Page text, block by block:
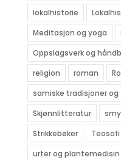
lokalhistorie
Meditasjon og yoga
Oppslagsverk og
religion
roman
samiske tradisjoner
Skjønnlitteratur
Strikkebøker
Teosofi
urter og plantemedisin